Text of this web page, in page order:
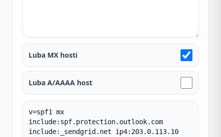
Luba MX hosti
Luba A/AAAA host
v=spf1 mx
include:spf.protection.outlook.com
include:_sendgrid.net ip4:203.0.113.10